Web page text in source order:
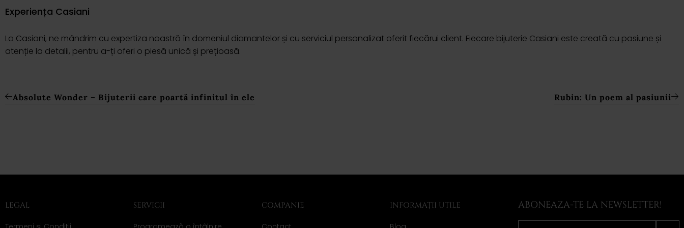
Experiența Casiani
La Casiani, ne mândrim cu expertiza noastră în domeniul diamantelor și cu serviciul personalizat oferit fiecărui client. Fiecare bijuterie Casiani este creată cu pasiune și
atenție la detalii, pentru a-ți oferi o piesă unică și prețioasă.
Absolute Wonder – Bijuterii care poartă infinitul în ele Rubin: Un poem al pasiunii
LEGAL SERVICII COMPANIE INFORMAȚII UTILE ABONEAZA-TE LA NEWSLETTER!